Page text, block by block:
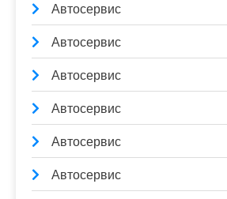
Автосервис
Автосервис
Автосервис
Автосервис
Автосервис
Автосервис